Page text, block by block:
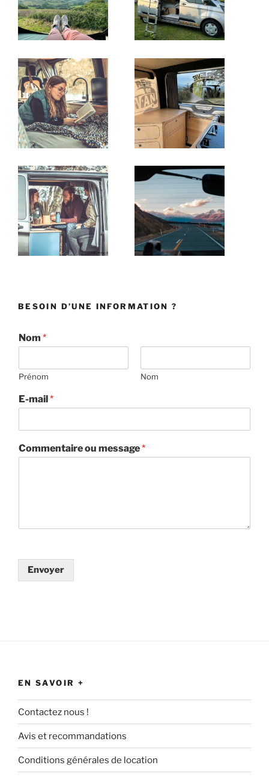
BESOIN D’UNE INFORMATION ?
Nom *
Prénom Nom
E-mail*
Commentaire ou message*
Envoyer
EN SAVOIR +
Contactez nous !
Avis et recommandations
Conditions générales de location